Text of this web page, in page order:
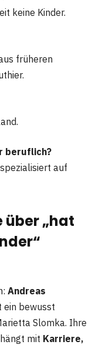
keine Kinder.
früheren
beruflich?
auf
über „hat
Andreas
ein bewusst
Slomka. Ihre
mit Karriere,